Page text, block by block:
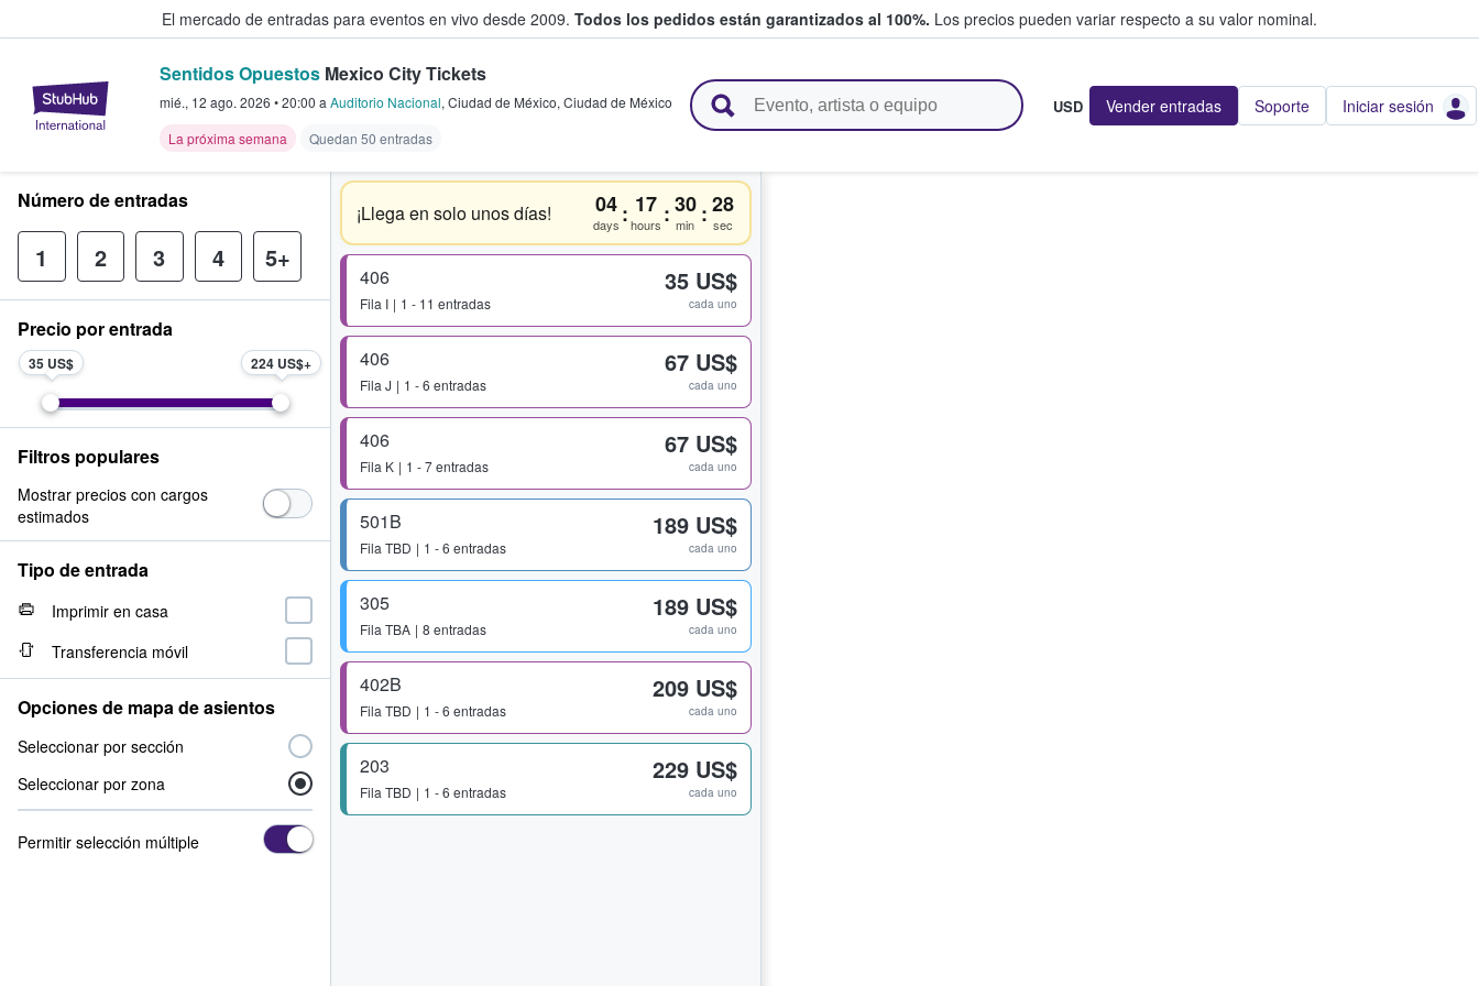
El mercado de entradas para eventos en vivo desde 2009. Todos los pedidos están garantizados al 100%. Los precios pueden variar respecto a su valor nominal.
StubHub: compra y venta de entradas entre fans
Sentidos Opuestos Mexico City Tickets
mié., 12 ago. 2026 •20:00 a Auditorio Nacional, Ciudad de México, Ciudad de México
La próxima semana
Quedan 50 entradas
USD Vender entradas Soporte Iniciar sesión
¡Llega en solo unos días! 04
days : 17
hours :30
min :28
sec
406
Fila I 1 - 11 entradas
35 US$
cada uno
406
Fila J 1 - 6 entradas
67 US$
cada uno
406
Fila K 1 - 7 entradas
67 US$
cada uno
501B
Fila TBD 1 - 6 entradas
189 US$
cada uno
305
Fila TBA 8 entradas
189 US$
cada uno
402B
Fila TBD 1 - 6 entradas
209 US$
cada uno
203
Fila TBD 1 - 6 entradas
229 US$
cada uno
Número de entradas
1 2 3 4 5+
Precio por entrada
35 US$ 224 US$
Filtros populares
Mostrar precios con cargos
estimados
Tipo de entrada
Imprimir en casa
Transferencia móvil
Opciones de mapa de asientos
Seleccionar por sección
Seleccionar por zona
Permitir selección múltiple